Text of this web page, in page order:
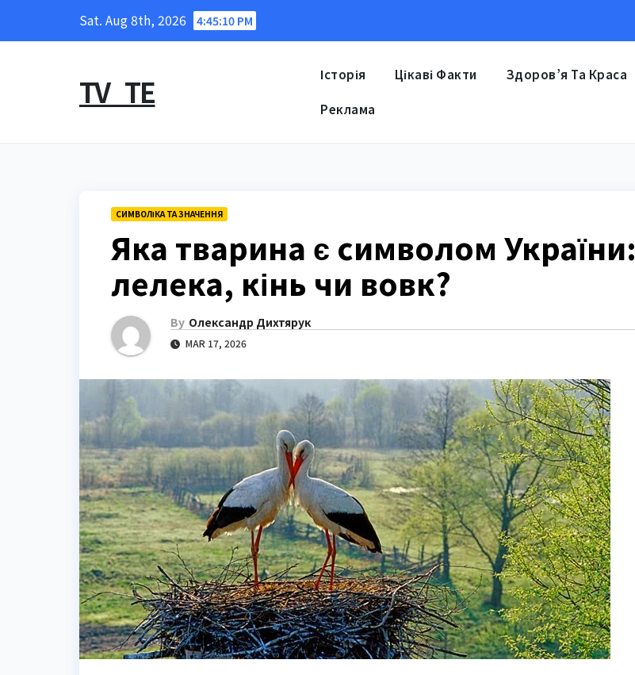
Sat. Aug 8th, 2026 4:45:11 PM
TV_TE Історія Цікаві Факти Здоров’я Та Краса
Реклама
СИМВОЛІКА ТА ЗНАЧЕННЯ
Яка тварина є символом України:
лелека, кінь чи вовк?
By Олександр Дихтярук
MAR 17, 2026